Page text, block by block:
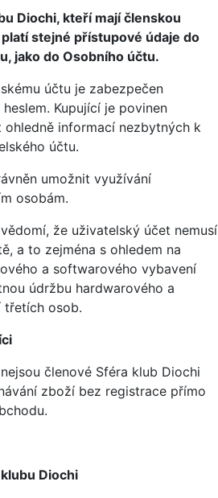
Diochi, kteří mají členskou
stejné přístupové údaje do
jako do Osobního účtu.
účtu je zabezpečen
Kupující je povinen
informací nezbytných k
účtu.
umožnit využívání
osobám.
že uživatelský účet nemusí
a to zejména s ohledem na
a softwarového vybavení
údržbu hardwarového a
třetích osob.
členové Sféra klub Diochi
zboží bez registrace přímo
Diochi